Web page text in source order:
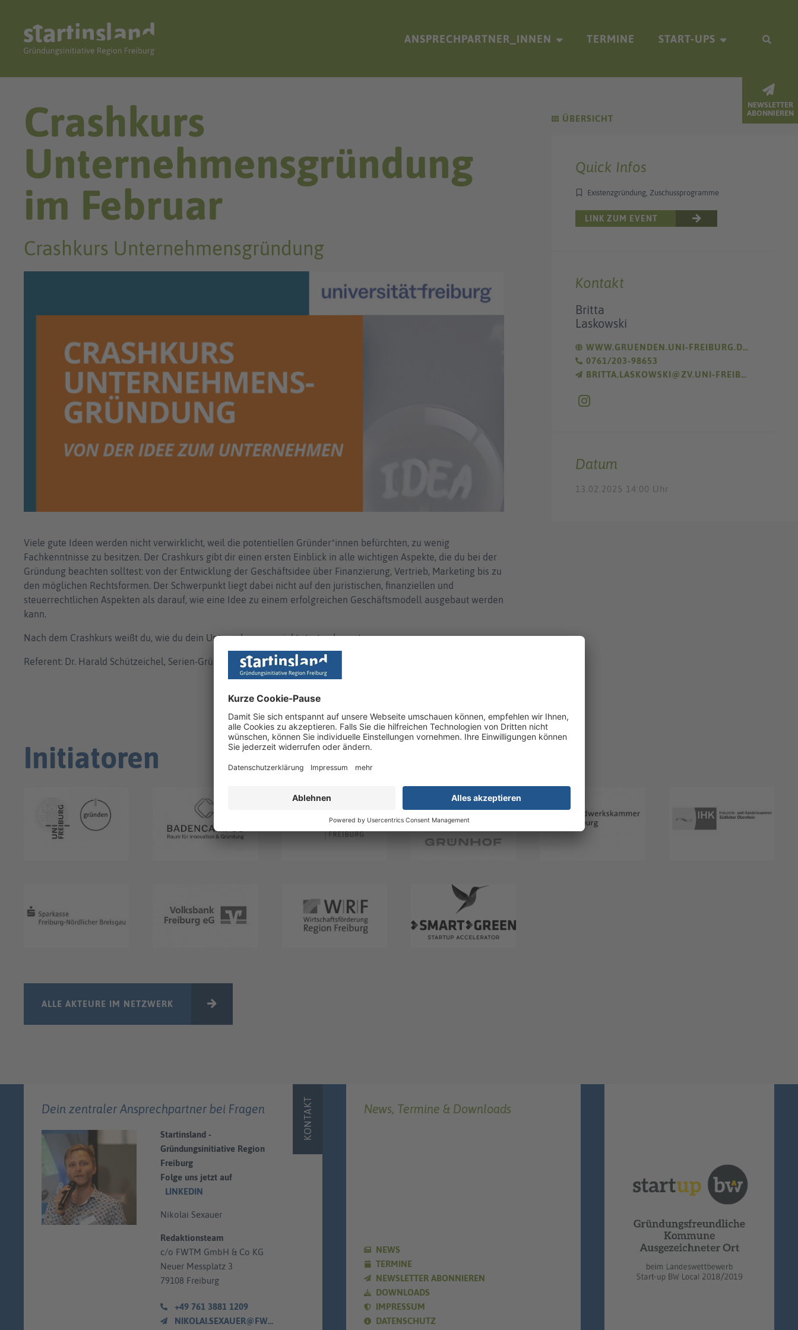
ANSPRECHPARTNER_INNEN TERMINE START-UPS
NEWSLETTER
ABONNIEREN
Crashkurs
Unternehmensgründung
im Februar
Crashkurs Unternehmensgründung
Viele gute Ideen werden nicht verwirklicht, weil die potentiellen Gründer*innen befürchten, zu wenig
Fachkenntnisse zu besitzen. Der Crashkurs gibt dir einen ersten Einblick in alle wichtigen Aspekte, die du bei der
Gründung beachten solltest: von der Entwicklung der Geschäftsidee über Finanzierung, Vertrieb, Marketing bis zu
den möglichen Rechtsformen. Der Schwerpunkt liegt dabei nicht auf den juristischen, finanziellen und
steuerrechtlichen Aspekten als darauf, wie eine Idee zu einem erfolgreichen Geschäftsmodell ausgebaut werden
kann.
Nach dem Crashkurs weißt du, wie du dein Unternehmensprojekt starten kannst.
Referent: Dr. Harald Schützeichel, Serien-Gründer, Unternehmer, Gründungsberater der Uni Freiburg
ÜBERSICHT
Quick Infos
Existenzgründung, Zuschussprogramme
LINK ZUM EVENT
Kontakt
Britta
Laskowski
WWW.GRUENDEN.UNI-FREIBURG.DE/
0761/203-98653
BRITTA.LASKOWSKI@ZV.UNI-FREIBURG.DE
Datum
13.02.2025 14:00 Uhr
Initiatoren
ALLE AKTEURE IM NETZWERK
KONTAKT
Dein zentraler Ansprechpartner bei Fragen
Startinsland -
Gründungsinitiative Region
Freiburg
Folge uns jetzt auf
LINKEDIN
Nikolai Sexauer
Redaktionsteam
c/o FWTM GmbH & Co KG
Neuer Messplatz 3
79108 Freiburg
+49 761 3881 1209
NIKOLAI.SEXAUER@FWTM.DE
News, Termine & Downloads
NEWS
TERMINE
NEWSLETTER ABONNIEREN
DOWNLOADS
IMPRESSUM
DATENSCHUTZ